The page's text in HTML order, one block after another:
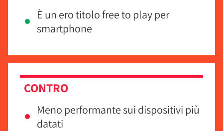
È un ero titolo free to play per
smartphone
CONTRO
Meno performante sui dispositivi più
datati